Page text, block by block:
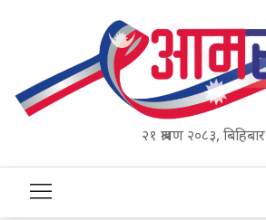
२१ श्रावण २०८३, बिहिबार